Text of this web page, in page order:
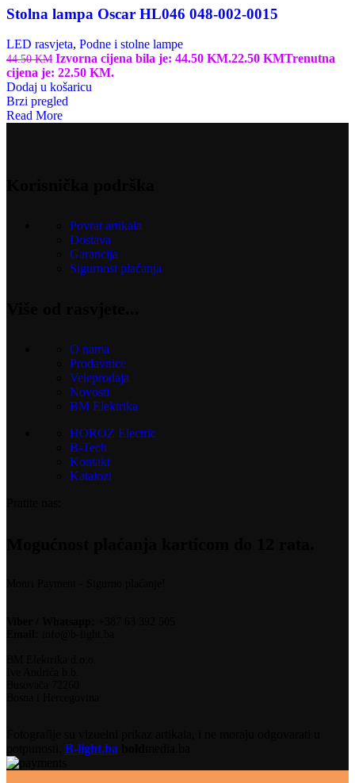
Stolna lampa Oscar HL046 048-002-0015
LED rasvjeta, Podne i stolne lampe
44.50KM Izvorna cijena bila je: 44.50 KM.22.50 KMTrenutna
cijena je: 22.50 KM.
Dodaj u košaricu
Brzi pregled
Read More
Povrat artikala
Dostava
Garancija
Sigurnost plaćanja
O nama
Prodavnice
Veleprodaja
Novosti
BM Elektrika
HOROZ Electric
B-Tech
Kontakt
Katalozi
B-light.ba